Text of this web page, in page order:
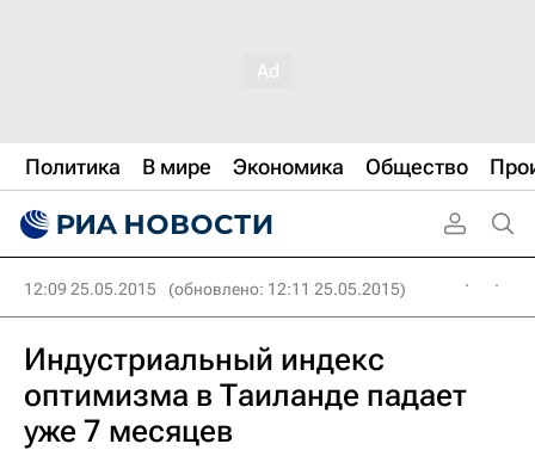
Политика В мире Экономика Общество
12:09 25.05.2015 (обновлено: 12:11 25.05.2015)
Индустриальный индекс
оптимизма в Таиланде падает
уже 7 месяцев